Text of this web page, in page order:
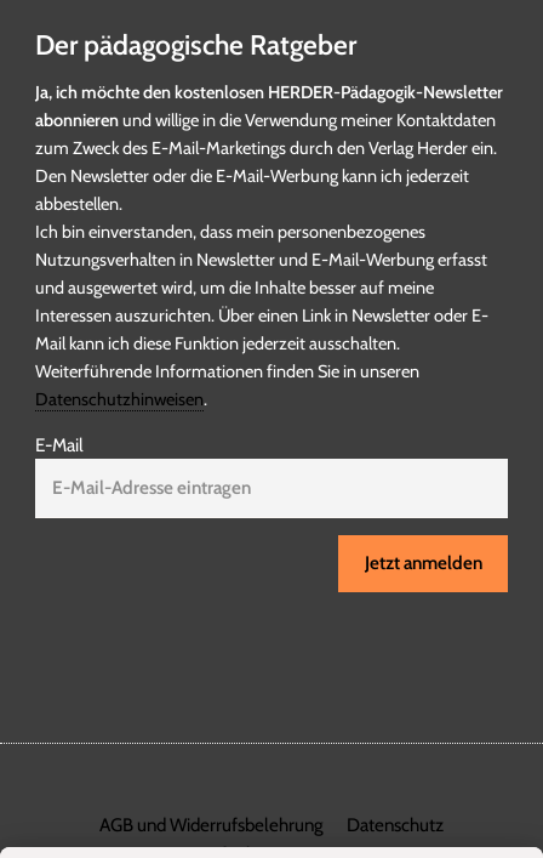
Der pädagogische Ratgeber
Ja, ich möchte den kostenlosen HERDER-Pädagogik-Newsletter
abonnierenund willige in die Verwendung meiner Kontaktdaten
zum Zweck des E-Mail-Marketings durch den Verlag Herder ein.
Den Newsletter oder die E-Mail-Werbung kann ich jederzeit
abbestellen.
Ich bin einverstanden, dass mein personenbezogenes
Nutzungsverhalten in Newsletter und E-Mail-Werbung erfasst
und ausgewertet wird, um die Inhalte besser auf meine
Interessen auszurichten. Über einen Link in Newsletter oder E-
Mail kann ich diese Funktion jederzeit ausschalten.
Weiterführende Informationen finden Sie in unseren
Datenschutzhinweisen.
E-Mail
Jetzt anmelden
AGB und Widerrufsbelehrung
Datenschutz